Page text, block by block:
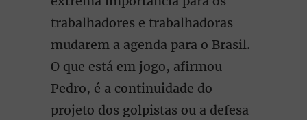
trabalhadores e trabalhadoras
mudarem a agenda para o Brasil.
O que está em jogo, afirmou
Pedro, é a continuidade do
projeto dos golpistas ou a defesa